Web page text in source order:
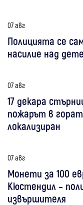
07 авг
Полицията се
насилие над
07 авг
17 декара
пожарът в
локализиран
07 авг
Монети за 100
Кюстендил –
извършителя